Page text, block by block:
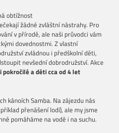
obtížnost
žádné zvláštní nástrahy. Pro
v přírodě, ale naši průvodci vám
dovednostmi. Z vlastní
zvládnou i předškolní děti,
nevšední dobrodružství. Akce
pokročilé a děti cca od 4 let
kánoích Samba. Na zájezdu nás
přenášení lodí), ale my jsme
pomáháme na vodě i na suchu.